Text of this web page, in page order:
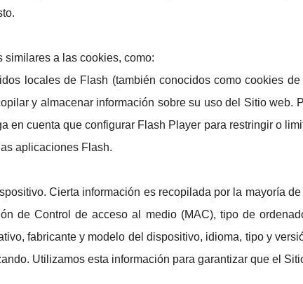
similares a las cookies, como:
locales de Flash (también conocidos como cookies
y almacenar información sobre su uso del Sitio web.
en cuenta que configurar Flash Player para restringir o
aplicaciones Flash.
Cierta información es recopilada por la mayoría
de Control de acceso al medio (MAC), tipo de
fabricante y modelo del dispositivo, idioma, tipo y
Utilizamos esta información para garantizar que el